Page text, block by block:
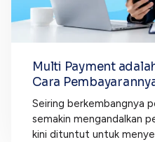
Multi Payment
Cara
Seiring berkembangnya
semakin mengandalkan
kini dituntut untuk